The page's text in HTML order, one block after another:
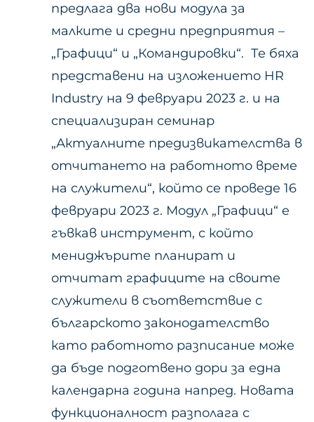
предлага два нови модула за
малките и средни предприятия –
„Графици“ и „Командировки“. Те бяха
представени на изложението HR
Industry на 9 февруари 2023 г. и на
специализиран семинар
„Актуалните предизвикателства в
отчитането на работното време
на служители“, който се проведе 16
февруари 2023 г. Модул „Графици“ е
гъвкав инструмент, с който
мениджърите планират и
отчитат графиците на своите
служители в съответствие с
българското законодателство
като работното разписание може
да бъде подготвено дори за една
календарна година напред. Новата
функционалност разполага с